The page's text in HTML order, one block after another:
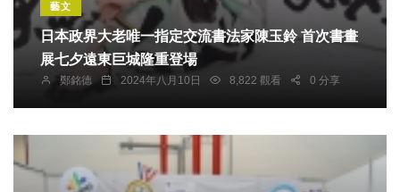
藝文
日本政界大老唯一指定交流書法家陳玉鈴 首次書畫
展七夕遠東巨城隆重登場
鄭銘德 2024年八月10日 8,822 觀看 0 分享